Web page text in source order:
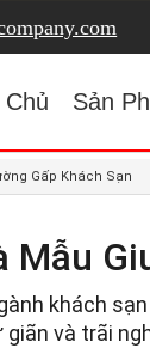
Sản
Gấp Khách Sạn
khách
và trãi